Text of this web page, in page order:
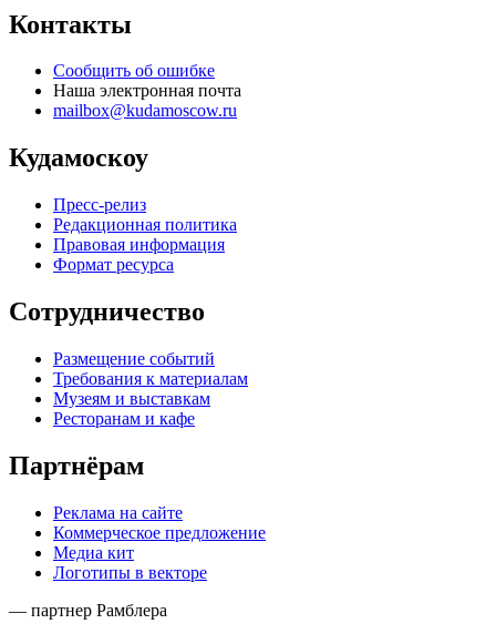
Контакты
Сообщить об ошибке
Наша электронная почта
mailbox@kudamoscow.ru
Кудамоскоу
Пресс-релиз
Редакционная политика
Правовая информация
Формат ресурса
Сотрудничество
Размещение событий
Требования к материалам
Музеям и выставкам
Ресторанам и кафе
Партнёрам
Реклама на сайте
Коммерческое предложение
Медиа кит
Логотипы в векторе
— партнер Рамблера